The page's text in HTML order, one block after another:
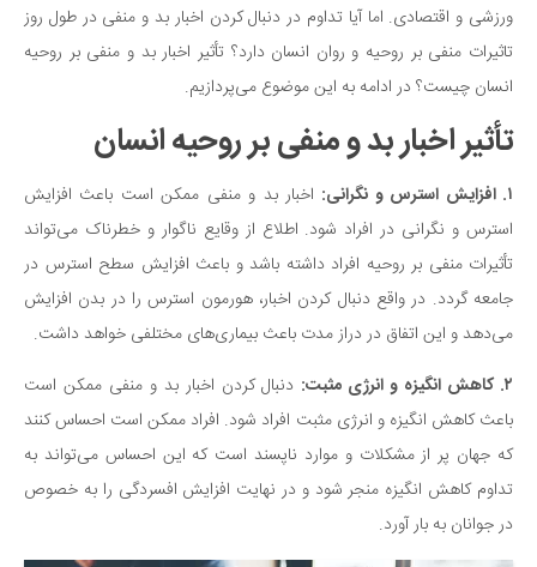
بیماری و درمان
کودک و مادر
ورزش و تندرستی
روانشناسی
فرهنگ و هنر
سینما و تئاتر
تلویزیون
موسیقی
چهره‌ها
عکاسی و هنرهای تجسمی
کتاب و کتاب‌خوانی
تاریخ
معماری
ورزشی و اقتصادی. اما آیا تداوم در دنبال کردن اخبار بد و منفی در طول روز
تاثیرات منفی بر روحیه و روان انسان دارد؟ تأثیر اخبار بد و منفی بر روحیه
انسان چیست؟ در ادامه به این موضوع می‌پردازیم.
تأثیر اخبار بد و منفی بر روحیه انسان
۱. افزایش استرس و نگرانی:
اخبار بد و منفی ممکن است باعث افزایش
استرس و نگرانی در افراد شود. اطلاع از وقایع ناگوار و خطرناک می‌تواند
تأثیرات منفی بر روحیه افراد داشته باشد و باعث افزایش سطح استرس در
جامعه گردد. در واقع دنبال کردن اخبار، هورمون استرس را در بدن افزایش
می‌دهد و این اتفاق در دراز مدت باعث بیماری‌های مختلفی خواهد داشت.
۲. کاهش انگیزه و انرژی مثبت:
دنبال کردن اخبار بد و منفی ممکن است
باعث کاهش انگیزه و انرژی مثبت افراد شود. افراد ممکن است احساس کنند
که جهان پر از مشکلات و موارد ناپسند است که این احساس می‌تواند به
تداوم کاهش انگیزه منجر شود و در نهایت افزایش افسردگی را به خصوص
در جوانان به بار آورد.